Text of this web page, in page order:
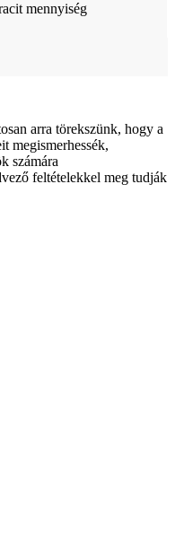
mennyiség
arra törekszünk, hogy a
megismerhessék,
számára
feltételekkel meg tudják